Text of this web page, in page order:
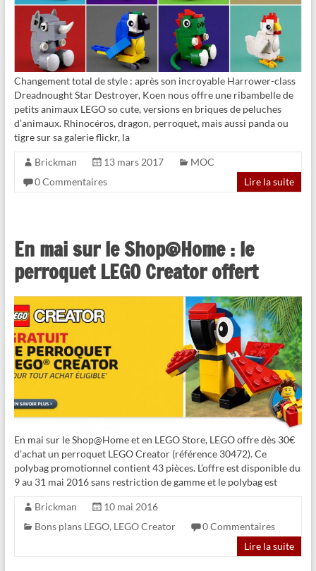
Changement total de style : après son incroyable Harrower-class
Dreadnought Star Destroyer, Koen nous offre une ribambelle de
petits animaux LEGO so cute, versions en briques de peluches
d’animaux. Rhinocéros, dragon, perroquet, mais aussi panda ou
tigre sur sa galerie flickr, la
Brickman 13 mars 2017
MOC
0 Commentaires
Lire la suite
En mai sur le Shop@Home : le
perroquet LEGO Creator offert
En mai sur le Shop@Home et en LEGO Store, LEGO offre dès 30€
d’achat un perroquet LEGO Creator (référence 30472). Ce
polybag promotionnel contient 43 pièces. L’offre est disponible du
9 au 31 mai 2016 sans restriction de gamme et le polybag est
Brickman
10 mai 2016
Bons plans LEGO, LEGO Creator
0 Commentaires
Lire la suite